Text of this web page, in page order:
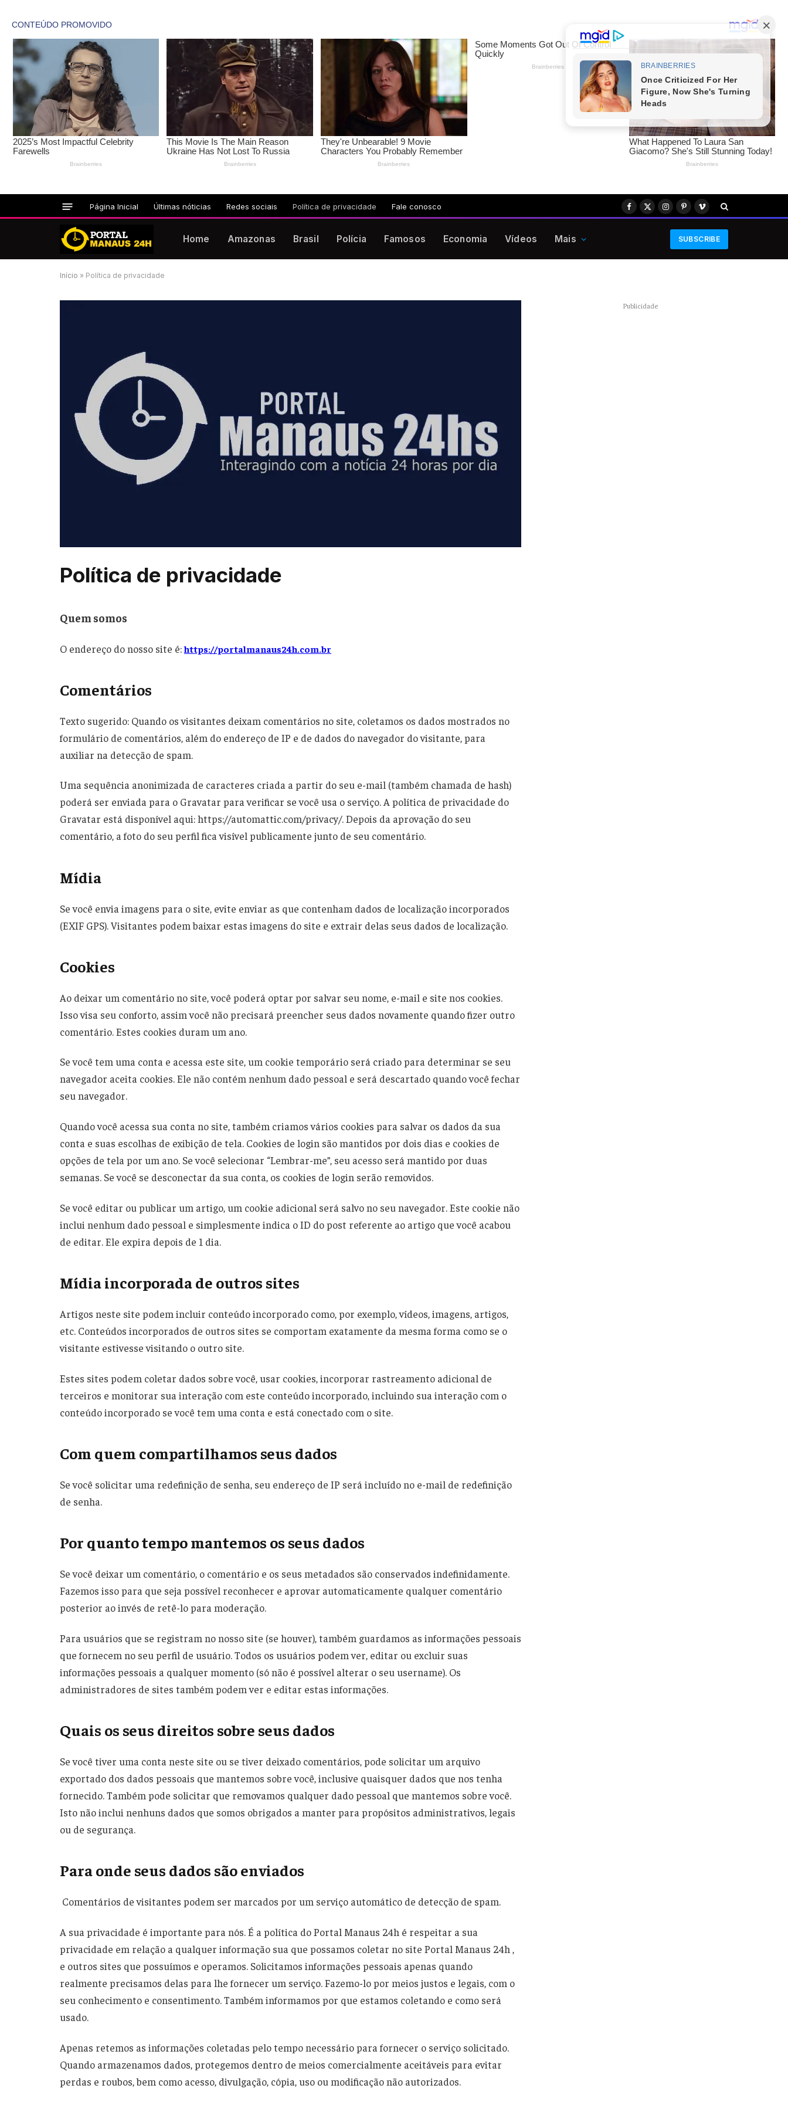
Página Inicial Últimas nóticias Redes sociais Política de privacidade Fale conosco Facebook
X
Instagram
PinterestVimeo
Home Amazonas Brasil Polícia Famosos Economia Vídeos Mais SUBSCRIBE
Início » Política de privacidade
Política de privacidade
Quem somos
O endereço do nosso site é:https://portalmanaus24h.com.br
Comentários
Texto sugerido: Quando os visitantes deixam comentários no site, coletamos os dados mostrados no
formulário de comentários, além do endereço de IP e de dados do navegador do visitante, para
auxiliar na detecção de spam.
Uma sequência anonimizada de caracteres criada a partir do seu e-mail (também chamada de hash)
poderá ser enviada para o Gravatar para verificar se você usa o serviço. A política de privacidade do
Gravatar está disponível aqui: https://automattic.com/privacy/. Depois da aprovação do seu
comentário, a foto do seu perfil fica visível publicamente junto de seu comentário.
Mídia
Se você envia imagens para o site, evite enviar as que contenham dados de localização incorporados
(EXIF GPS). Visitantes podem baixar estas imagens do site e extrair delas seus dados de localização.
Cookies
Ao deixar um comentário no site, você poderá optar por salvar seu nome, e-mail e site nos cookies.
Isso visa seu conforto, assim você não precisará preencher seus dados novamente quando fizer outro
comentário. Estes cookies duram um ano.
Se você tem uma conta e acessa este site, um cookie temporário será criado para determinar se seu
navegador aceita cookies. Ele não contém nenhum dado pessoal e será descartado quando você fechar
seu navegador.
Quando você acessa sua conta no site, também criamos vários cookies para salvar os dados da sua
conta e suas escolhas de exibição de tela. Cookies de login são mantidos por dois dias e cookies de
opções de tela por um ano. Se você selecionar “Lembrar-me”, seu acesso será mantido por duas
semanas. Se você se desconectar da sua conta, os cookies de login serão removidos.
Se você editar ou publicar um artigo, um cookie adicional será salvo no seu navegador. Este cookie não
inclui nenhum dado pessoal e simplesmente indica o ID do post referente ao artigo que você acabou
de editar. Ele expira depois de 1 dia.
Mídia incorporada de outros sites
Artigos neste site podem incluir conteúdo incorporado como, por exemplo, vídeos, imagens, artigos,
etc. Conteúdos incorporados de outros sites se comportam exatamente da mesma forma como se o
visitante estivesse visitando o outro site.
Estes sites podem coletar dados sobre você, usar cookies, incorporar rastreamento adicional de
terceiros e monitorar sua interação com este conteúdo incorporado, incluindo sua interação com o
conteúdo incorporado se você tem uma conta e está conectado com o site.
Com quem compartilhamos seus dados
Se você solicitar uma redefinição de senha, seu endereço de IP será incluído no e-mail de redefinição
de senha.
Por quanto tempo mantemos os seus dados
Se você deixar um comentário, o comentário e os seus metadados são conservados indefinidamente.
Fazemos isso para que seja possível reconhecer e aprovar automaticamente qualquer comentário
posterior ao invés de retê-lo para moderação.
Para usuários que se registram no nosso site (se houver), também guardamos as informações pessoais
que fornecem no seu perfil de usuário. Todos os usuários podem ver, editar ou excluir suas
informações pessoais a qualquer momento (só não é possível alterar o seu username). Os
administradores de sites também podem ver e editar estas informações.
Quais os seus direitos sobre seus dados
Se você tiver uma conta neste site ou se tiver deixado comentários, pode solicitar um arquivo
exportado dos dados pessoais que mantemos sobre você, inclusive quaisquer dados que nos tenha
fornecido. Também pode solicitar que removamos qualquer dado pessoal que mantemos sobre você.
Isto não inclui nenhuns dados que somos obrigados a manter para propósitos administrativos, legais
ou de segurança.
Para onde seus dados são enviados
Comentários de visitantes podem ser marcados por um serviço automático de detecção de spam.
A sua privacidade é importante para nós. É a política do Portal Manaus 24h é respeitar a sua
privacidade em relação a qualquer informação sua que possamos coletar no site Portal Manaus 24h ,
e outros sites que possuímos e operamos. Solicitamos informações pessoais apenas quando
realmente precisamos delas para lhe fornecer um serviço. Fazemo-lo por meios justos e legais, com o
seu conhecimento e consentimento. Também informamos por que estamos coletando e como será
usado.
Apenas retemos as informações coletadas pelo tempo necessário para fornecer o serviço solicitado.
Quando armazenamos dados, protegemos dentro de meios comercialmente aceitáveis ​​para evitar
perdas e roubos, bem como acesso, divulgação, cópia, uso ou modificação não autorizados.
Publicidade